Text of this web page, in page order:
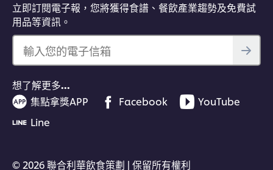
立即訂閱電子報，您將獲得食譜、餐飲產業趨勢及免費試
用品等資訊。
輸入您的電子信箱
想了解更多…
集點拿獎APP
Facebook
YouTube
Line
© 2026 聯合利華飲食策劃 | 保留所有權利